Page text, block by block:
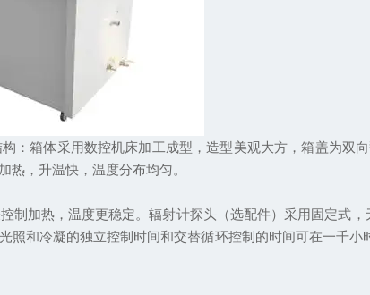
：箱体采用数控机床加工成型，造型美观大方，箱盖为双
热，升温快，温度分布均匀。
制加热，温度更稳定。辐射计探头（选配件）采用固定式
照和冷凝的独立控制时间和交替循环控制的时间可在一千